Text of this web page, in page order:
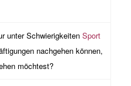
unter SchwierigkeitenSport
nachgehen können,
möchtest?